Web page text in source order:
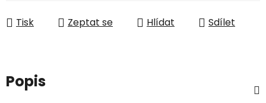
Tisk Zeptat se Hlídat Sdílet
Popis